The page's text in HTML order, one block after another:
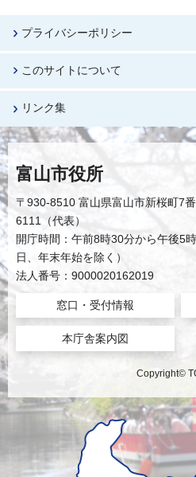
プライバシーポリシー
このサイトについて
リンク集
富山市役所
〒930-8510 富山県富山市新桜町7
6111（代表）
開庁時間：午前8時30分から午後5
日、年末年始を除く）
法人番号：9000020162019
窓口・受付情報
本庁舎案内図
Copyright©